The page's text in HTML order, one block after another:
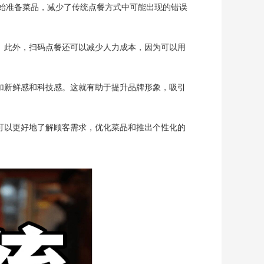
准备菜品，减少了传统点餐方式中可能出现的错误
此外，扫码点餐还可以减少人力成本，因为可以用
鲜感和科技感。这就有助于提升品牌形象，吸引
更好地了解顾客需求，优化菜品和推出个性化的